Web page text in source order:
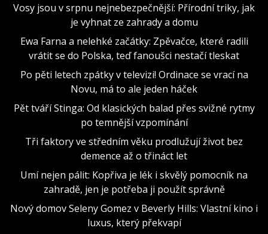
Vosy jsou v srpnu nejnebezpečnější: Přírodní triky, jak
je vyhnat ze zahrady a domu
Ewa Farna a nelehké začátky: Zpěvačce, které radili
vrátit se do Polska, teď fanoušci nestačí tleskat
Po pěti letech zpátky v televizi! Ordinace se vrací na
Novu, má to ale jeden háček
Pět tváří Stinga: Od klasických balad přes svižné rytmy
po temnější vzpomínání
Tři faktory ve středním věku prodlužují život bez
demence až o třináct let
Umí nejen pálit: Kopřiva je lék i skvělý pomocník na
zahradě, jen je potřeba ji použít správně
Nový domov Seleny Gomez v Beverly Hills: Vlastní kino i
luxus, který překvapí